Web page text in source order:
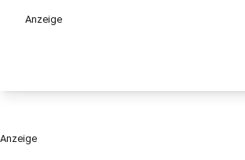
Anzeige
Anzeige